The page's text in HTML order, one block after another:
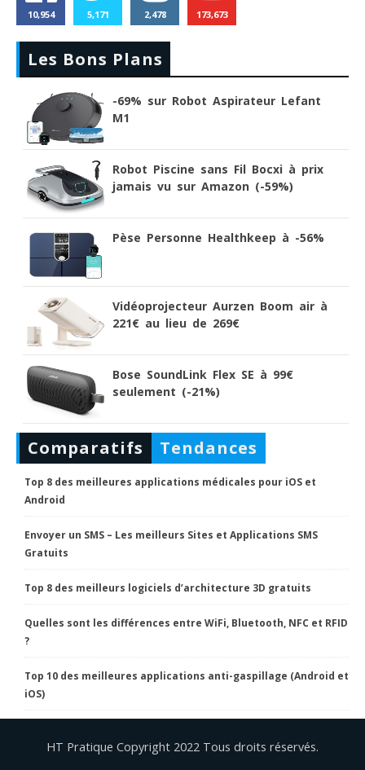
10,954 5,171 2,478 173,673
Les Bons Plans
-69% sur Robot Aspirateur Lefant
M1
Robot Piscine sans Fil Bocxi à prix
jamais vu sur Amazon (-59%)
Pèse Personne Healthkeep à -56%
Vidéoprojecteur Aurzen Boom air à
221€ au lieu de 269€
Bose SoundLink Flex SE à 99€
seulement (-21%)
Comparatifs Tendances
Top 8 des meilleures applications médicales pour iOS et
Android
Envoyer un SMS – Les meilleurs Sites et Applications SMS
Gratuits
Top 8 des meilleurs logiciels d’architecture 3D gratuits
Quelles sont les différences entre WiFi, Bluetooth, NFC et RFID
?
Top 10 des meilleures applications anti-gaspillage (Android et
iOS)
HT Pratique Copyright 2022 Tous droits réservés.